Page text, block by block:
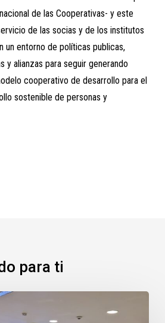
de las Cooperativas- y este
de las socias y de los institutos
un entorno de políticas publicas,
y alianzas para seguir generando
cooperativo de desarrollo para el
sostenible de personas y
para ti